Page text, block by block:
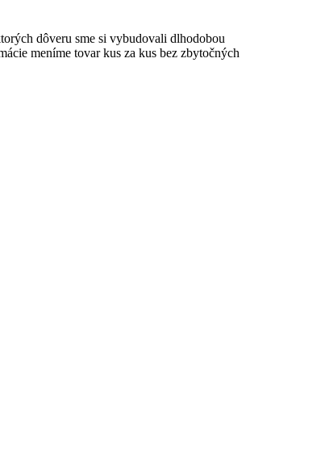
dôveru sme si vybudovali dlhodobou
meníme tovar kus za kus bez zbytočných